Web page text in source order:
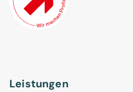
Leistungen